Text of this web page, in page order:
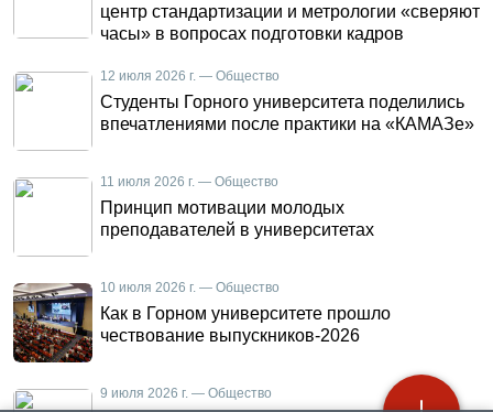
центр стандартизации и метрологии «сверяют
часы» в вопросах подготовки кадров
12 июля 2026 г. — Общество
Студенты Горного университета поделились
впечатлениями после практики на «КАМАЗе»
11 июля 2026 г. — Общество
Принцип мотивации молодых
преподавателей в университетах
10 июля 2026 г. — Общество
Как в Горном университете прошло
чествование выпускников-2026
9 июля 2026 г. — Общество